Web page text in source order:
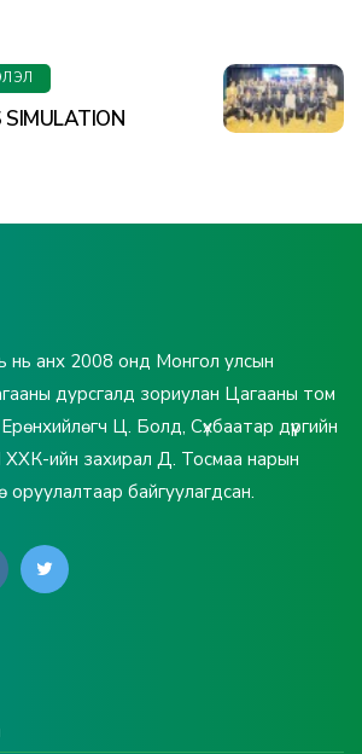
SIMULATION
нь анх 2008 онд Монгол улсын
дурсгалд зориулан Цагааны том
Ерөнхийлөгч Ц. Болд, Сүхбаатар дүүргийн
ХХК-ийн захирал Д. Тосмаа нарын
оруулалтаар байгуулагдсан.